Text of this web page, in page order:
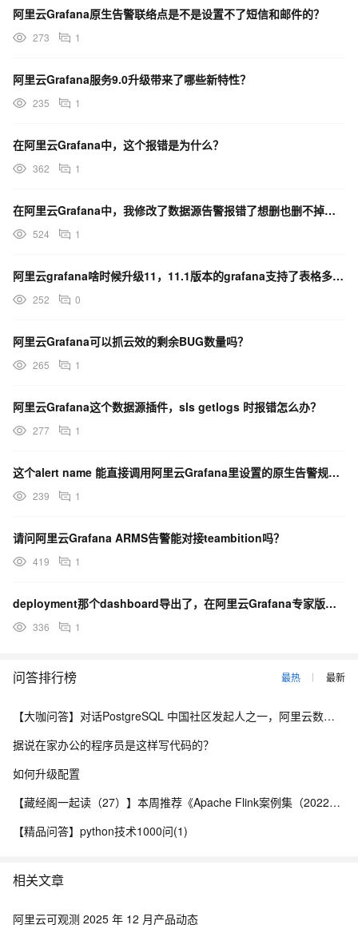
阿里云Grafana原生告警联络点是不是设置不了短信和邮件的？
273 1
阿里云Grafana服务9.0升级带来了哪些新特性？
235 1
在阿里云Grafana中，这个报错是为什么？
362 1
在阿里云Grafana中，我修改了数据源告警报错了想删也删不掉该怎么解决？
524 1
阿里云grafana啥时候升级11，11.1版本的grafana支持了表格多行显示功能？
252 0
阿里云Grafana可以抓云效的剩余BUG数量吗？
265 1
阿里云Grafana这个数据源插件，sls getlogs 时报错怎么办？
277 1
这个alert name 能直接调用阿里云Grafana里设置的原生告警规则么？
239 1
请问阿里云Grafana ARMS告警能对接teambition吗？
419 1
deployment那个dashboard导出了，在阿里云Grafana专家版里导入不了怎么办？
336 1
问答排行榜 最热 最新
【大咖问答】对话PostgreSQL 中国社区发起人之一，阿里云数据库高级专家 德哥
据说在家办公的程序员是这样写代码的？
如何升级配置
【藏经阁一起读（27）】本周推荐《Apache Flink案例集（2022版）》，你有哪些心得？
【精品问答】python技术1000问(1)
相关文章
阿里云可观测 2025 年 12 月产品动态